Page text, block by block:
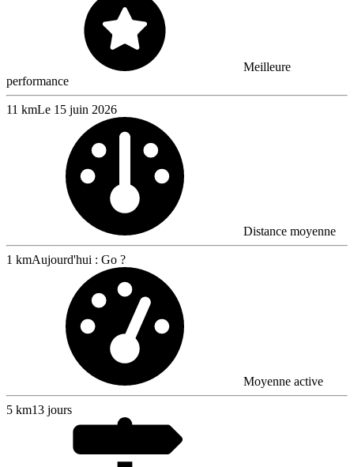
Meilleure
performance
11 kmLe 15 juin 2026
Distance moyenne
1 kmAujourd'hui : Go ?
Moyenne active
5 km13 jours